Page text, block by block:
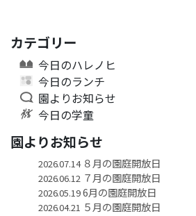
カテゴリー
今日のハレノヒ
今日のランチ
園よりお知らせ
今日の学童
園よりお知らせ
2026.07.14８月の園庭開放日
2026.06.12７月の園庭開放日
2026.05.196月の園庭開放日
2026.04.21 ５月の園庭開放日